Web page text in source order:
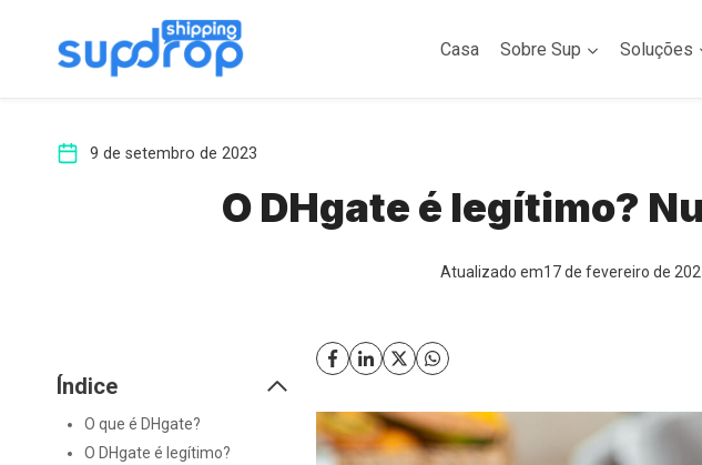
Casa Sobre Sup Soluções
9 de setembro de 2023
O DHgate é legítimo?
Atualizado em17 de fevereiro de
Índice
O que é DHgate?
O DHgate é legítimo?